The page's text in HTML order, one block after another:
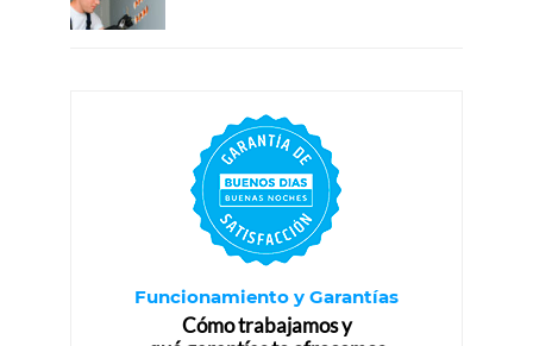
Funcionamiento y Garantías
Cómo trabajamos y